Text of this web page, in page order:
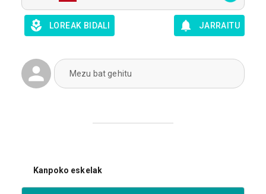
LOREAK BIDALI JARRAITU
Mezu bat gehitu
Kanpoko eskelak